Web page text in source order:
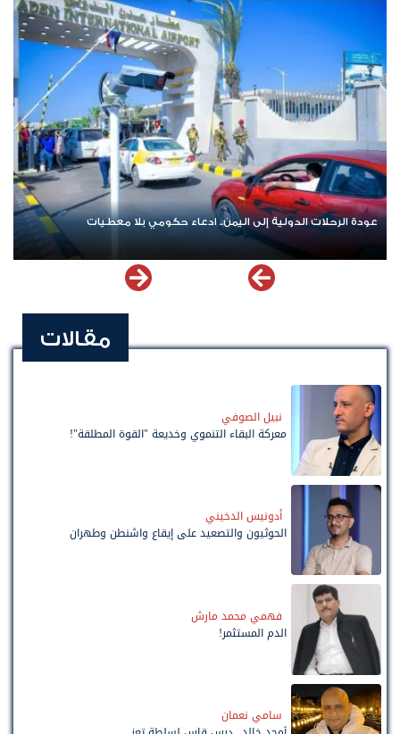
عودة الرحلات الدولية إلى اليمن.. ادعاء حكومي بلا معطيات
مقالات
نبيل الصوفي
معركة البقاء التنموي وخديعة "القوة المطلقة"!
أدونيس الدخيني
الحوثيون والتصعيد على إيقاع واشنطن وطهران
فهمي محمد مارش
الدم المستثمر!
سامي نعمان